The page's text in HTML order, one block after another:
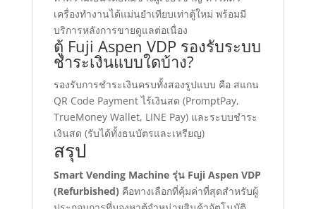
เครื่องทำงานได้แม่นยำเทียบเท่าตู้ใหม่ พร้อมมี
บริการหลังการขายดูแลต่อเนื่อง
ตู้ Fuji Aspen VDP รองรับระบบ
ชำระเงินแบบใดบ้าง?
รองรับการชำระเงินครบทั้งสองรูปแบบ คือ สแกน
QR Code Payment ไร้เงินสด (PromptPay,
TrueMoney Wallet, LINE Pay) และระบบชำระ
เงินสด (รับได้ทั้งธนบัตรและเหรียญ)
สรุป
Smart Vending Machine รุ่น Fuji Aspen VDP
(Refurbished) คือทางเลือกที่คุ้มค่าที่สุดสำหรับผู้